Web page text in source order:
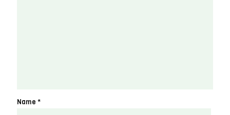
Name *